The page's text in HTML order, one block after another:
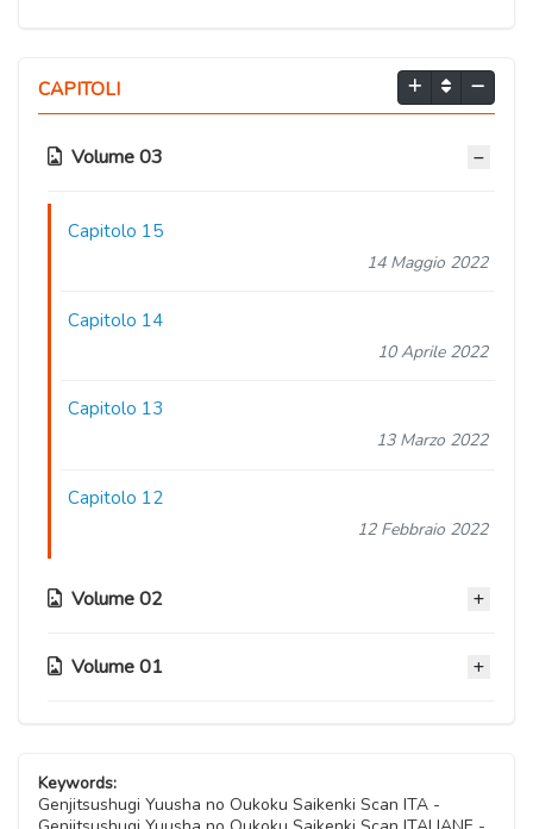
CAPITOLI
Volume 03
Capitolo 15
14 Maggio 2022
Capitolo 14
10 Aprile 2022
Capitolo 13
13 Marzo 2022
Capitolo 12
12 Febbraio 2022
Volume 02
Capitolo 11
07 Luglio 2021
Volume 01
Keywords:
Genjitsushugi Yuusha no Oukoku Saikenki Scan ITA -